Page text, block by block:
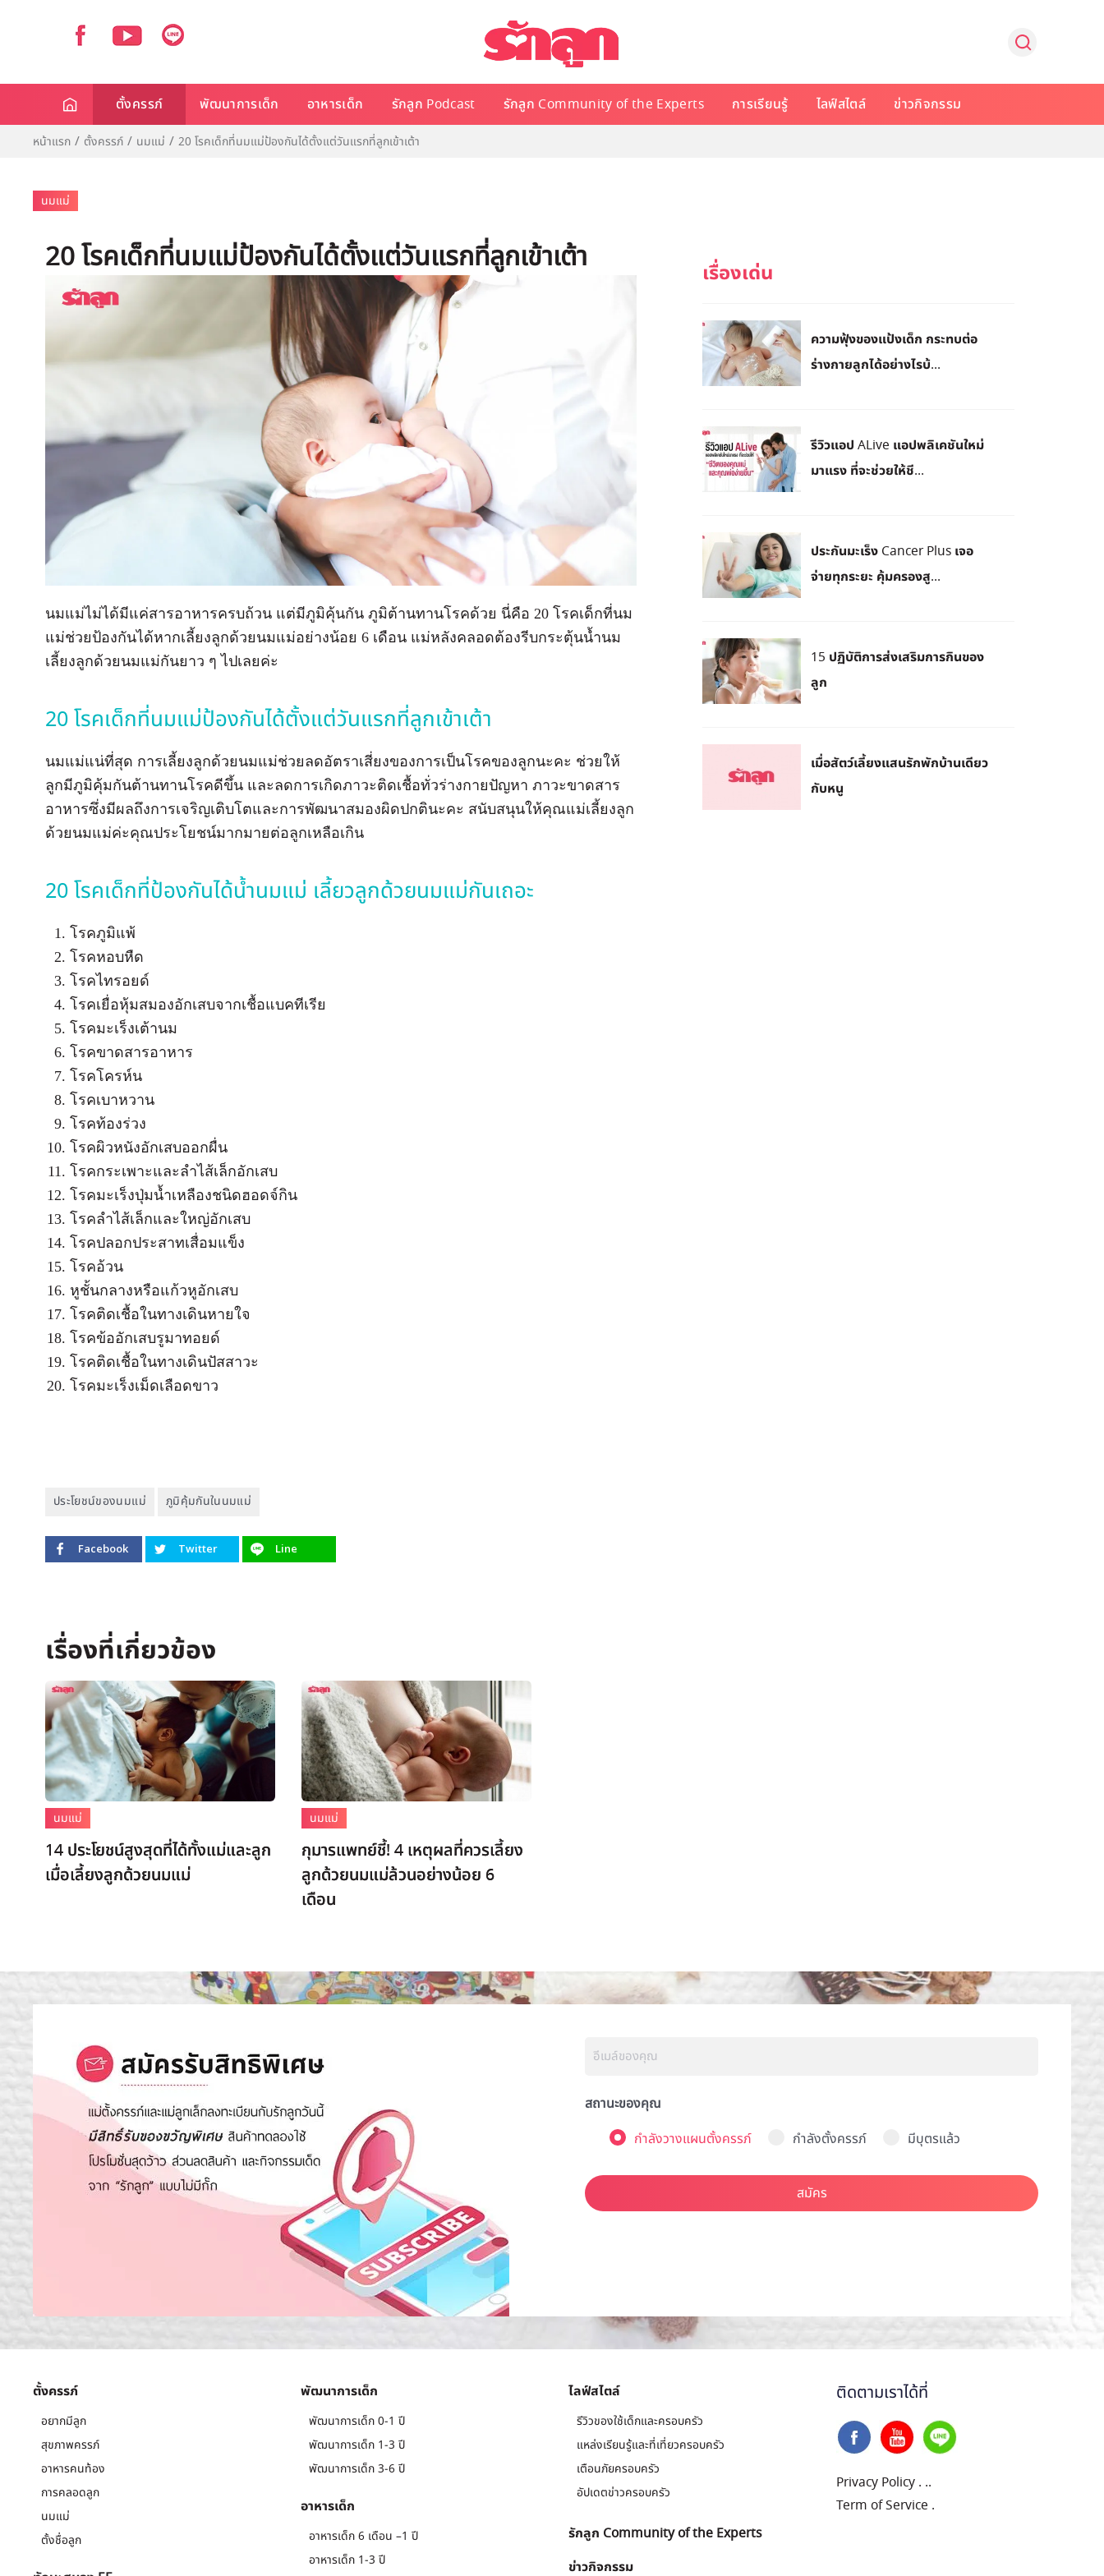
ตั้งครรภ์ พัฒนาการเด็ก อาหารเด็ก รักลูก Podcast รักลูก Community of the Experts การเรียนรู้ ไลฟ์สไตล์ ข่าวกิจกรรม
หน้าแรก ตั้งครรภ์ นมแม่ 20 โรคเด็กที่นมแม่ป้องกันได้ตั้งแต่วันแรกที่ลูกเข้าเต้า
นมแม่
20 โรคเด็กที่นมแม่ป้องกันได้ตั้งแต่วันแรกที่ลูกเข้าเต้า
นมแม่ไม่ได้มีแค่สารอาหารครบถ้วน แต่มีภูมิคุ้นกัน ภูมิต้านทานโรคด้วย นี่คือ 20 โรคเด็กที่นม
แม่ช่วยป้องกันได้หากเลี้ยงลูกด้วยนมแม่อย่างน้อย 6 เดือน แม่หลังคลอดต้องรีบกระตุ้นน้ำนม
เลี้ยงลูกด้วยนมแม่กันยาว ๆ ไปเลยค่ะ
20 โรคเด็กที่นมแม่ป้องกันได้ตั้งแต่วันแรกที่ลูกเข้าเต้า
นมแม่แน่ที่สุด การเลี้ยงลูกด้วยนมแม่ช่วยลดอัตราเสี่ยงของการเป็นโรคของลูกนะคะ ช่วยให้
ลูกมีภูมิคุ้มกันต้านทานโรคดีขึ้น และลดการเกิดภาวะติดเชื้อทั่วร่างกายปัญหา ภาวะขาดสาร
อาหารซึ่งมีผลถึงการเจริญเติบโตและการพัฒนาสมองผิดปกตินะคะ สนับสนุนให้คุณแม่เลี้ยงลูก
ด้วยนมแม่ค่ะคุณประโยชน์มากมายต่อลูกเหลือเกิน
20 โรคเด็กที่ป้องกันได้น้ำนมแม่ เลี้ยวลูกด้วยนมแม่กันเถอะ
โรคภูมิแพ้
โรคหอบหืด
โรคไทรอยด์
โรคเยื่อหุ้มสมองอักเสบจากเชื้อแบคทีเรีย
โรคมะเร็งเต้านม
โรคขาดสารอาหาร
โรคโครห์น
โรคเบาหวาน
โรคท้องร่วง
โรคผิวหนังอักเสบออกผื่น
โรคกระเพาะและลำไส้เล็กอักเสบ
โรคมะเร็งปุ่มน้ำเหลืองชนิดฮอดจ์กิน
โรคลำไส้เล็กและใหญ่อักเสบ
โรคปลอกประสาทเสื่อมแข็ง
โรคอ้วน
หูชั้นกลางหรือแก้วหูอักเสบ
โรคติดเชื้อในทางเดินหายใจ
โรคข้ออักเสบรูมาทอยด์
โรคติดเชื้อในทางเดินปัสสาวะ
โรคมะเร็งเม็ดเลือดขาว
ประโยชน์ของนมแม่ ภูมิคุ้มกันในนมแม่
Facebook Twitter Line
ความฟุ้งของแป้งเด็ก กระทบต่อ
ร่างกายลูกได้อย่างไรบ้...
รีวิวแอป ALive แอปพลิเคชันใหม่
มาแรง ที่จะช่วยให้ชี...
ประกันมะเร็ง Cancer Plus เจอ
จ่ายทุกระยะ คุ้มครองสู...
15 ปฏิบัติการส่งเสริมการกินของ
ลูก
เมื่อสัตว์เลี้ยงแสนรักพักบ้านเดียว
กับหนู
นมแม่
14 ประโยชน์สูงสุดที่ได้ทั้งแม่และลูก
เมื่อเลี้ยงลูกด้วยนมแม่
นมแม่
กุมารแพทย์ชี้! 4 เหตุผลที่ควรเลี้ยง
ลูกด้วยนมแม่ล้วนอย่างน้อย 6
เดือน
สถานะของคุณ
กำลังวางแผนตั้งครรภ์
กำลังตั้งครรภ์ มีบุตรแล้ว
สมัคร
ตั้งครรภ์
อยากมีลูก
สุขภาพครรภ์
อาหารคนท้อง
การคลอดลูก
นมแม่
ตั้งชื่อลูก
พัฒนาการเด็ก
พัฒนาการเด็ก 0-1 ปี
พัฒนาการเด็ก 1-3 ปี
พัฒนาการเด็ก 3-6 ปี
อาหารเด็ก
อาหารเด็ก 6 เดือน –1 ปี
อาหารเด็ก 1-3 ปี
ไลฟ์สไตล์
รีวิวของใช้เด็กและครอบครัว
แหล่งเรียนรู้และที่เที่ยวครอบครัว
เตือนภัยครอบครัว
อัปเดตข่าวครอบครัว
รักลูก Community of the Experts
ข่าวกิจกรรม
ติดตามเราได้ที่
Privacy Policy . ..
Term of Service .